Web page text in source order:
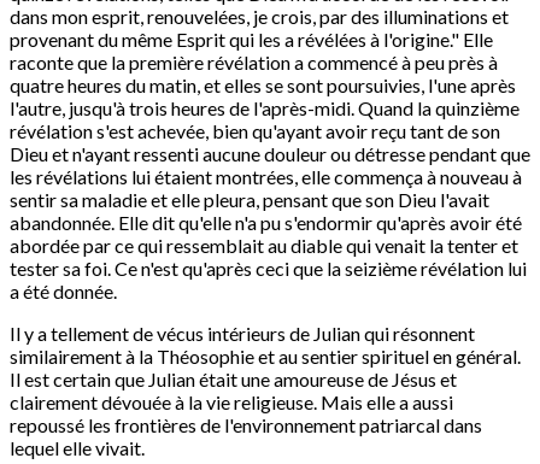
dans mon esprit, renouvelées, je crois, par des illuminations et
provenant du même Esprit qui les a révélées à l'origine." Elle
raconte que la première révélation a commencé à peu près à
quatre heures du matin, et elles se sont poursuivies, l'une après
l'autre, jusqu'à trois heures de l'après-midi. Quand la quinzième
révélation s'est achevée, bien qu'ayant avoir reçu tant de son
Dieu et n'ayant ressenti aucune douleur ou détresse pendant que
les révélations lui étaient montrées, elle commença à nouveau à
sentir sa maladie et elle pleura, pensant que son Dieu l'avait
abandonnée. Elle dit qu'elle n'a pu s'endormir qu'après avoir été
abordée par ce qui ressemblait au diable qui venait la tenter et
tester sa foi. Ce n'est qu'après ceci que la seizième révélation lui
a été donnée.
Il y a tellement de vécus intérieurs de Julian qui résonnent
similairement à la Théosophie et au sentier spirituel en général.
Il est certain que Julian était une amoureuse de Jésus et
clairement dévouée à la vie religieuse. Mais elle a aussi
repoussé les frontières de l'environnement patriarcal dans
lequel elle vivait.